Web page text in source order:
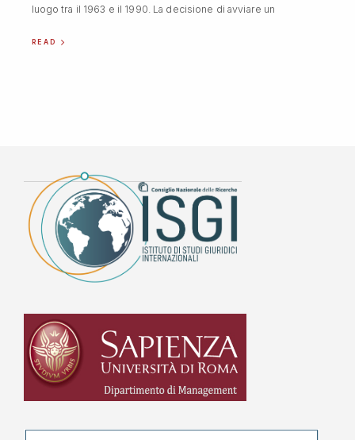
luogo tra il 1963 e il 1990. La decisione di avviare un
READ